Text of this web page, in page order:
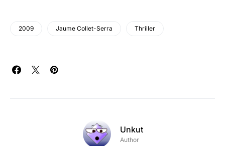
2009 Jaume Collet-Serra Thriller
Unkut
Author